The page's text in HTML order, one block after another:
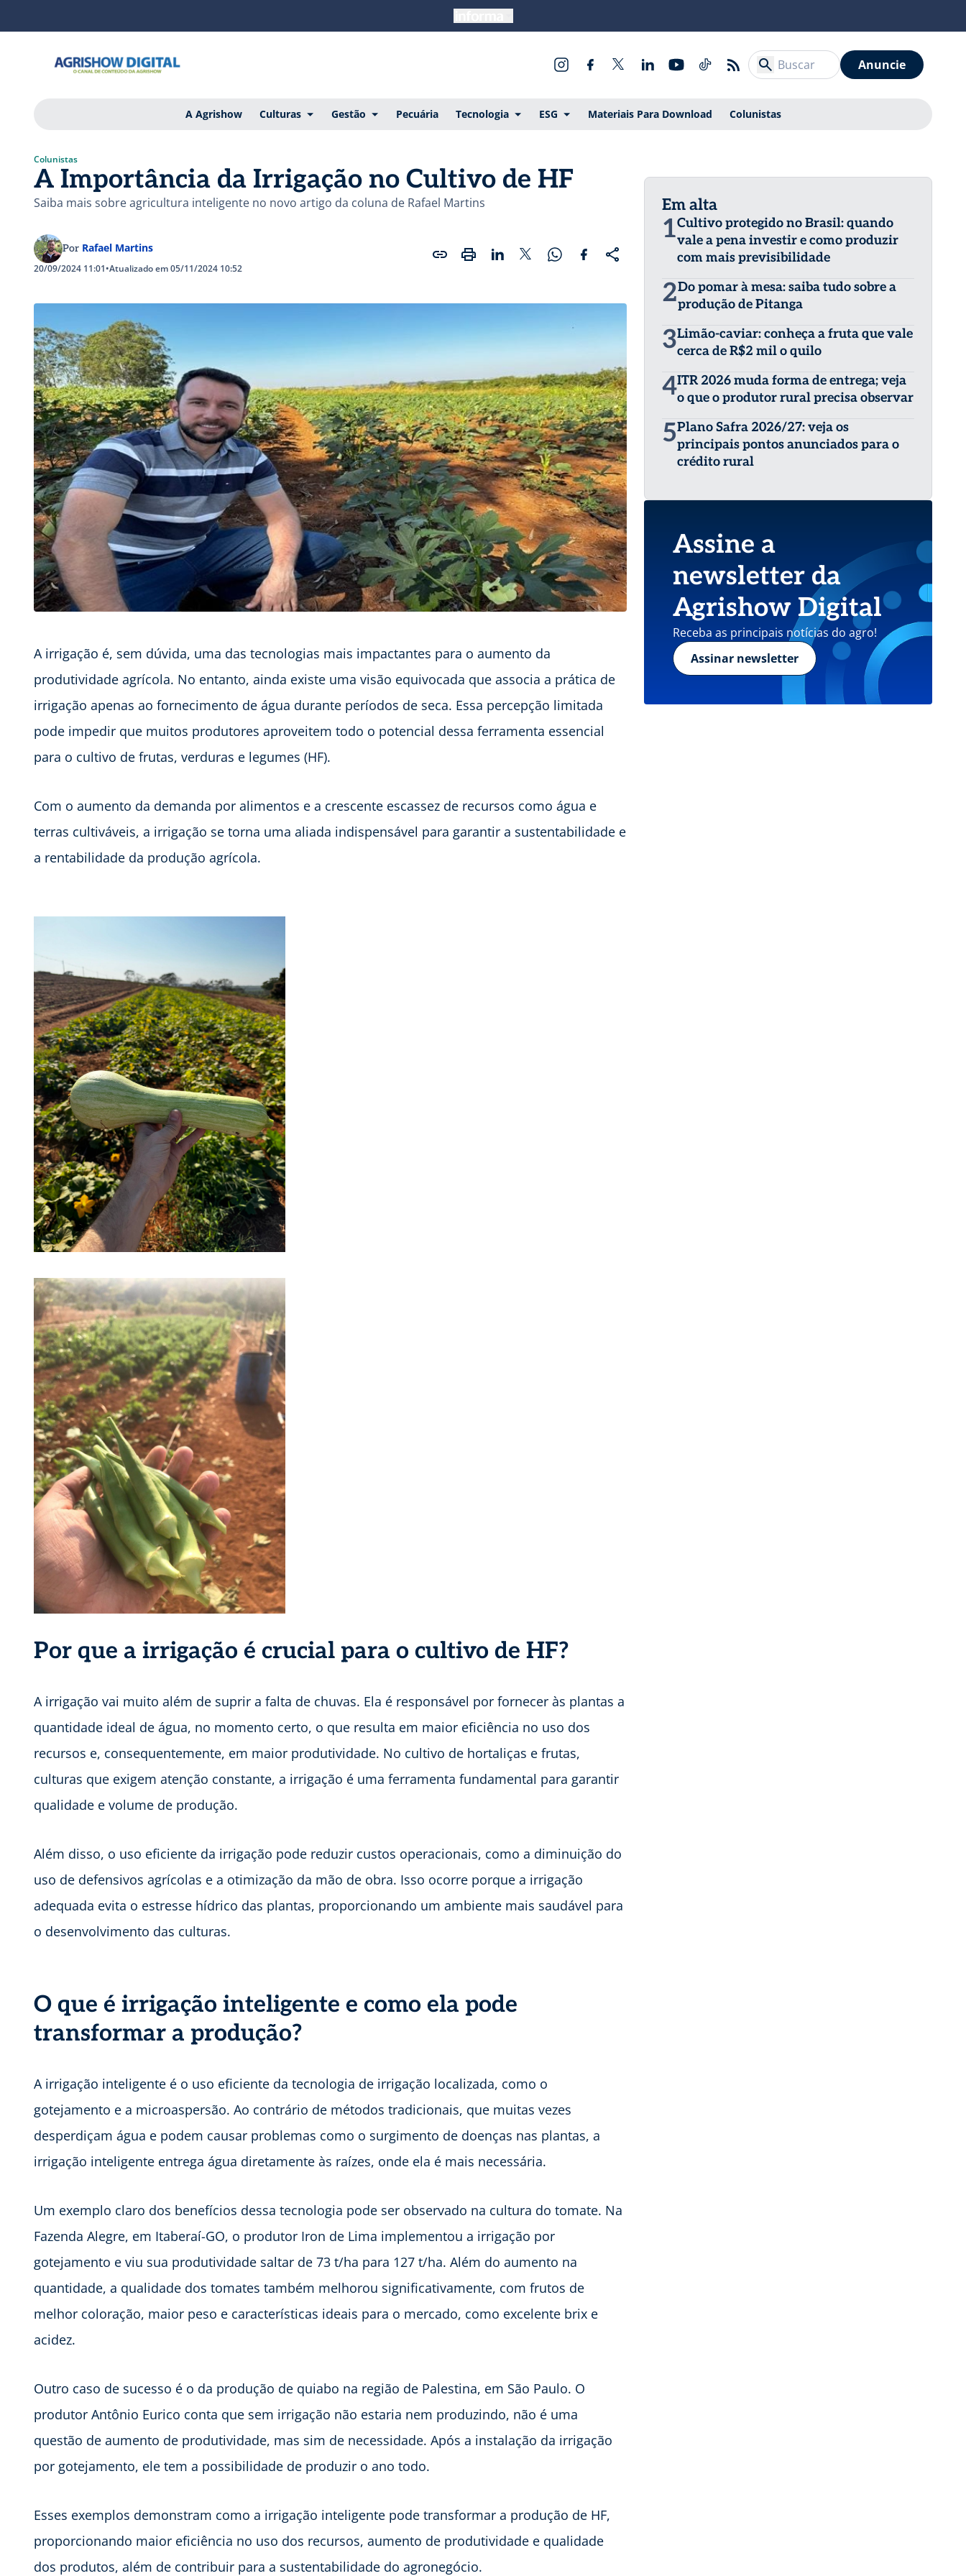
Anuncie
A Agrishow Culturas Gestão Pecuária Tecnologia ESG Materiais Para Download Colunistas
Colunistas
A Importância da Irrigação no Cultivo de HF
Saiba mais sobre agricultura inteligente no novo artigo da coluna de Rafael Martins
Por Rafael Martins
20/09/2024 11:01•Atualizado em 05/11/2024 10:52
A irrigação é, sem dúvida, uma das tecnologias mais impactantes para o aumento da
produtividade agrícola. No entanto, ainda existe uma visão equivocada que associa a prática de
irrigação apenas ao fornecimento de água durante períodos de seca. Essa percepção limitada
pode impedir que muitos produtores aproveitem todo o potencial dessa ferramenta essencial
para o cultivo de frutas, verduras e legumes (HF).
Com o aumento da demanda por alimentos e a crescente escassez de recursos como água e
terras cultiváveis, a irrigação se torna uma aliada indispensável para garantir a sustentabilidade e
a rentabilidade da produção agrícola.
Por que a irrigação é crucial para o cultivo de HF?
A irrigação vai muito além de suprir a falta de chuvas. Ela é responsável por fornecer às plantas a
quantidade ideal de água, no momento certo, o que resulta em maior eficiência no uso dos
recursos e, consequentemente, em maior produtividade. No cultivo de hortaliças e frutas,
culturas que exigem atenção constante, a irrigação é uma ferramenta fundamental para garantir
qualidade e volume de produção.
Além disso, o uso eficiente da irrigação pode reduzir custos operacionais, como a diminuição do
uso de defensivos agrícolas e a otimização da mão de obra. Isso ocorre porque a irrigação
adequada evita o estresse hídrico das plantas, proporcionando um ambiente mais saudável para
o desenvolvimento das culturas.
O que é irrigação inteligente e como ela pode
transformar a produção?
A irrigação inteligente é o uso eficiente da tecnologia de irrigação localizada, como o
gotejamento e a microaspersão. Ao contrário de métodos tradicionais, que muitas vezes
desperdiçam água e podem causar problemas como o surgimento de doenças nas plantas, a
irrigação inteligente entrega água diretamente às raízes, onde ela é mais necessária.
Um exemplo claro dos benefícios dessa tecnologia pode ser observado na cultura do tomate. Na
Fazenda Alegre, em Itaberaí-GO, o produtor Iron de Lima implementou a irrigação por
gotejamento e viu sua produtividade saltar de 73 t/ha para 127 t/ha. Além do aumento na
quantidade, a qualidade dos tomates também melhorou significativamente, com frutos de
melhor coloração, maior peso e características ideais para o mercado, como excelente brix e
acidez.
Outro caso de sucesso é o da produção de quiabo na região de Palestina, em São Paulo. O
produtor Antônio Eurico conta que sem irrigação não estaria nem produzindo, não é uma
questão de aumento de produtividade, mas sim de necessidade. Após a instalação da irrigação
por gotejamento, ele tem a possibilidade de produzir o ano todo.
Esses exemplos demonstram como a irrigação inteligente pode transformar a produção de HF,
proporcionando maior eficiência no uso dos recursos, aumento de produtividade e qualidade
dos produtos, além de contribuir para a sustentabilidade do agronegócio.
Em alta
1Cultivo protegido no Brasil: quando
vale a pena investir e como produzir
com mais previsibilidade
2Do pomar à mesa: saiba tudo sobre a
produção de Pitanga
3Limão-caviar: conheça a fruta que vale
cerca de R$2 mil o quilo
4ITR 2026 muda forma de entrega; veja
o que o produtor rural precisa observar
5Plano Safra 2026/27: veja os
principais pontos anunciados para o
crédito rural
Assine a
newsletter da
Agrishow Digital
Receba as principais notícias do agro!
Assinar newsletter